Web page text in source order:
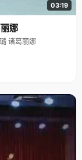
03:19
娜
诸葛丽娜